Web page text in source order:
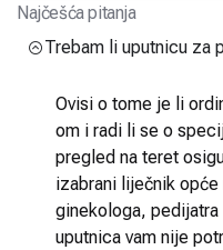
Najčešća pitanja
Trebam li uputnicu za
Ovisi o tome je li
om i radi li se o
pregled na teret
izabrani liječnik
ginekologa,
uputnica vam nije